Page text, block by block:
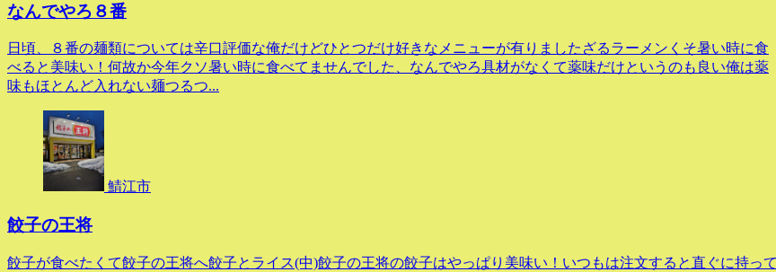
なんでやろ８番
日頃、８番の麺類については辛口評価な俺だけどひとつだけ好きなメニューが有りましたざるラーメンくそ暑い時に食
べると美味い！何故か今年クソ暑い時に食べてませんでした、なんでやろ具材がなくて薬味だけというのも良い俺は薬
味もほとんど入れない麺つるつ...
鯖江市
餃子の王将
餃子が食べたくて餃子の王将へ餃子とライス(中)餃子の王将の餃子はやっぱり美味い！いつもは注文すると直ぐに持って